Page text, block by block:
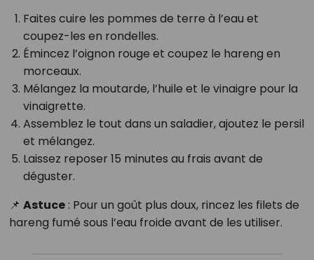
Faites cuire les pommes de terre à l’eau et
coupez-les en rondelles.
Émincez l’oignon rouge et coupez le hareng en
morceaux.
Mélangez la moutarde, l’huile et le vinaigre pour la
vinaigrette.
Assemblez le tout dans un saladier, ajoutez le persil
et mélangez.
Laissez reposer 15 minutes au frais avant de
déguster.
📌 Astuce: Pour un goût plus doux, rincez les filets de
hareng fumé sous l’eau froide avant de les utiliser.